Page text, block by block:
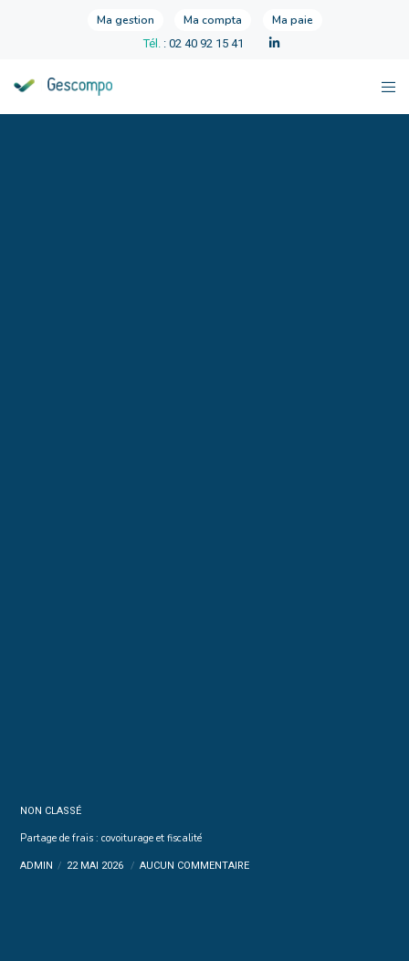
Ma gestion Ma compta Ma paie
Tél. : 02 40 92 15 41
NON CLASSÉ
Partage de frais : covoiturage et fiscalité
ADMIN 22 MAI 2026 AUCUN COMMENTAIRE